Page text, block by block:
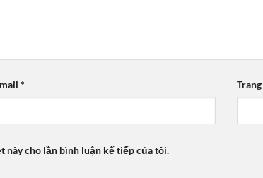
*
này cho lần bình luận kế tiếp của tôi.